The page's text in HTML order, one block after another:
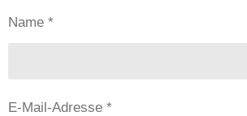
Name *
E-Mail-Adresse *